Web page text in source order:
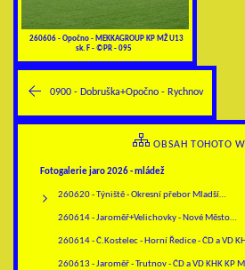
260606 - Opočno - MEKKAGROUP KP MŽ U13
sk. F - ©PR - 095
0900 - Dobruška+Opočno - Rychnov
OBSAH TOHOTO
Fotogalerie jaro 2026 - mládež
260620 - Týniště - Okresní přebor Mladší…
260614 - Jaroměř+Velichovky - Nové Město…
260614 - Č.Kostelec - Horní Ředice - ČD a VD
260613 - Jaroměř - Trutnov - ČD a VD KHK KP